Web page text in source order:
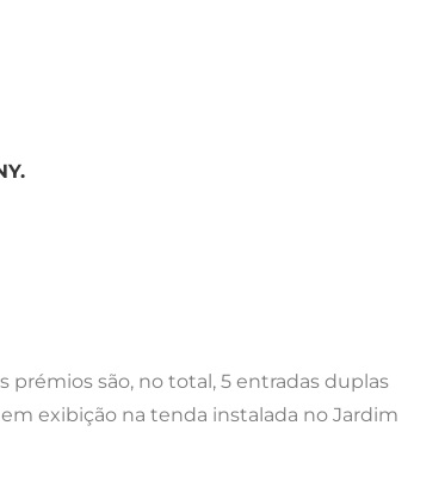
prémios são, no total, 5 entradas duplas
em exibição na tenda instalada no Jardim